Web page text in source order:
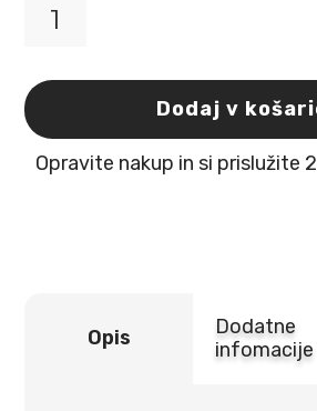
severni
jelen
iz
nordijskih
step
Dodaj v
Opravite nakup in si prislužite
Opis
Dodatne
infomacije